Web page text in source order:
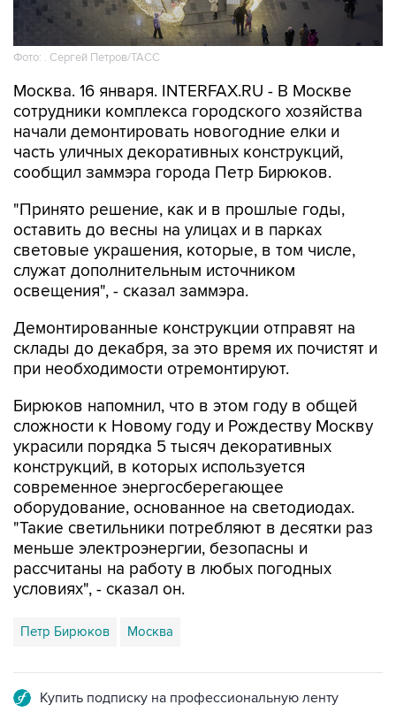
Фото: . Сергей Петров/TACC
Москва. 16 января. INTERFAX.RU - В Москве
сотрудники комплекса городского хозяйства
начали демонтировать новогодние елки и
часть уличных декоративных конструкций,
сообщил заммэра города Петр Бирюков.
"Принято решение, как и в прошлые годы,
оставить до весны на улицах и в парках
световые украшения, которые, в том числе,
служат дополнительным источником
освещения", - сказал заммэра.
Демонтированные конструкции отправят на
склады до декабря, за это время их почистят и
при необходимости отремонтируют.
Бирюков напомнил, что в этом году в общей
сложности к Новому году и Рождеству Москву
украсили порядка 5 тысяч декоративных
конструкций, в которых используется
современное энергосберегающее
оборудование, основанное на светодиодах.
"Такие светильники потребляют в десятки раз
меньше электроэнергии, безопасны и
рассчитаны на работу в любых погодных
условиях", - сказал он.
Петр Бирюков Москва
Купить подписку на профессиональную ленту